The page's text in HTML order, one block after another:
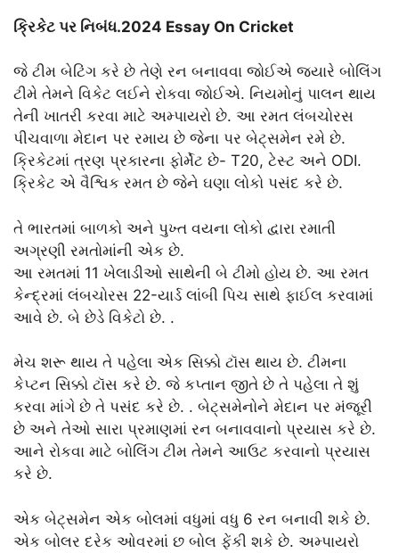
ક્રિકેટ પર નિબંધ.2024 Essay On Cricket
જે ટીમ બેટિંગ કરે છે તેણે રન બનાવવા જોઈએ જ્યારે બોલિંગ
ટીમે તેમને વિકેટ લઈને રોકવા જોઈએ. નિયમોનું પાલન થાય
તેની ખાતરી કરવા માટે અમ્પાયરો છે. આ રમત લંબચોરસ
પીચવાળા મેદાન પર રમાય છે જેના પર બેટ્સમેન રમે છે.
ક્રિકેટમાં ત્રણ પ્રકારના ફોર્મેટ છે- T20, ટેસ્ટ અને ODI.
ક્રિકેટ એ વૈશ્વિક રમત છે જેને ઘણા લોકો પસંદ કરે છે.
તે ભારતમાં બાળકો અને પુખ્ત વયના લોકો દ્વારા રમાતી
અગ્રણી રમતોમાંની એક છે.
આ રમતમાં 11 ખેલાડીઓ સાથેની બે ટીમો હોય છે. આ રમત
કેન્દ્રમાં લંબચોરસ 22-યાર્ડ લાંબી પિચ સાથે ફાઈલ કરવામાં
આવે છે. બે છેડે વિકેટો છે. .
મેચ શરૂ થાય તે પહેલા એક સિક્કો ટૉસ થાય છે. ટીમના
કેપ્ટન સિક્કો ટૉસ કરે છે. જે કપ્તાન જીતે છે તે પહેલા તે શું
કરવા માંગે છે તે પસંદ કરે છે. . બેટ્સમેનોને મેદાન પર મંજૂરી
છે અને તેઓ સારા પ્રમાણમાં રન બનાવવાનો પ્રયાસ કરે છે.
આને રોકવા માટે બોલિંગ ટીમ તેમને આઉટ કરવાનો પ્રયાસ
કરે છે.
એક બેટ્સમેન એક બોલમાં વધુમાં વધુ 6 રન બનાવી શકે છે.
એક બોલર દરેક ઓવરમાં છ બોલ ફેંકી શકે છે. અમ્પાયરો